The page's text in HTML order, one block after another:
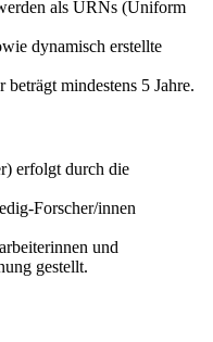
als URNs (Uniform
dynamisch erstellte
mindestens 5 Jahre.
erfolgt durch die
Forscher/innen
und
gestellt.